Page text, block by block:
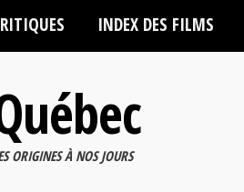
INDEX DES FILMS
ORIGINES À NOS JOURS